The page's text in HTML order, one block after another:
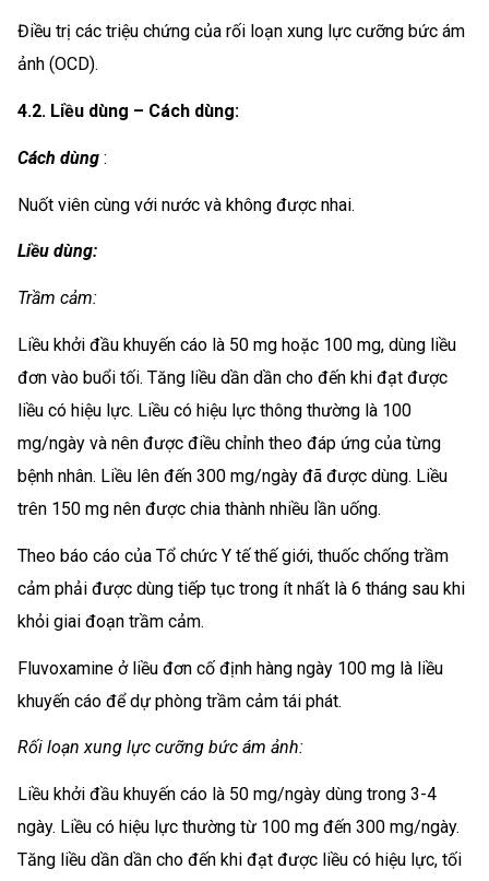
Điều trị các triệu chứng của rối loạn xung lực cưỡng bức ám
ảnh (OCD).
4.2. Liều dùng – Cách dùng:
Cách dùng :
Nuốt viên cùng với nước và không được nhai.
Liều dùng:
Trầm cảm:
Liều khởi đầu khuyến cáo là 50 mg hoặc 100 mg, dùng liều
đơn vào buổi tối. Tăng liều dần dần cho đến khi đạt được
liều có hiệu lực. Liều có hiệu lực thông thường là 100
mg/ngày và nên được điều chỉnh theo đáp ứng của từng
bệnh nhân. Liều lên đến 300 mg/ngày đã được dùng. Liều
trên 150 mg nên được chia thành nhiều lần uống.
Theo báo cáo của Tổ chức Y tế thế giới, thuốc chống trầm
cảm phải được dùng tiếp tục trong ít nhất là 6 tháng sau khi
khỏi giai đoạn trầm cảm.
Fluvoxamine ở liều đơn cố định hàng ngày 100 mg là liều
khuyến cáo để dự phòng trầm cảm tái phát.
Rối loạn xung lực cưỡng bức ám ảnh:
Liều khởi đầu khuyến cáo là 50 mg/ngày dùng trong 3-4
ngày. Liều có hiệu lực thường từ 100 mg đến 300 mg/ngày.
Tăng liều dần dần cho đến khi đạt được liều có hiệu lực, tối